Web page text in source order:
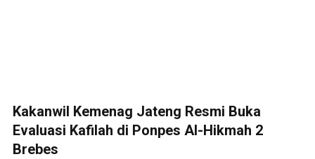
Kakanwil Kemenag Jateng Resmi Buka
Evaluasi Kafilah di Ponpes Al-Hikmah 2
Brebes